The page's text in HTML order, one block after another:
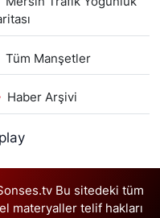
Tüm Manşetler
Haber Arşivi
Bu sitedeki tüm
materyaller telif hakları